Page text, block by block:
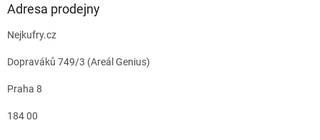
Adresa prodejny
Nejkufry.cz
Dopraváků 749/3 (Areál Genius)
Praha 8
184 00